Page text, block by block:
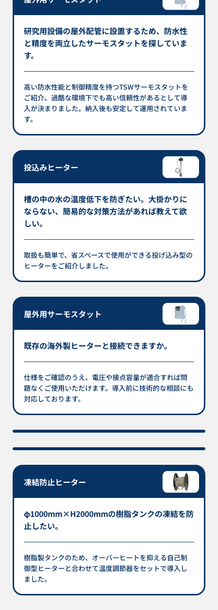
研究用設備の屋外配管に設置するため、防水性
と精度を両立したサーモスタットを探していま
す。
高い防水性能と制御精度を持つTSWサーモスタットを
ご紹介。過酷な環境下でも高い信頼性があるとして導
入が決まりました。納入後も安定して運用されていま
す。
投込みヒーター
槽の中の水の温度低下を防ぎたい。大掛かりに
ならない、簡易的な対策方法があれば教えて欲
しい。
取扱も簡単で、省スペースで使用ができる投げ込み型の
ヒーターをご紹介しました。
屋外用サーモスタット
既存の海外製ヒーターと接続できますか。
仕様をご確認のうえ、電圧や接点容量が適合すれば問
題なくご使用いただけます。導入前に技術的な相談にも
対応しております。
凍結防止ヒーター
φ1000mm×H2000mmの樹脂タンクの凍結を防
止したい。
樹脂製タンクのため、オーバーヒートを抑える自己制
御型ヒーターと合わせて温度調節器をセットで導入し
ました。